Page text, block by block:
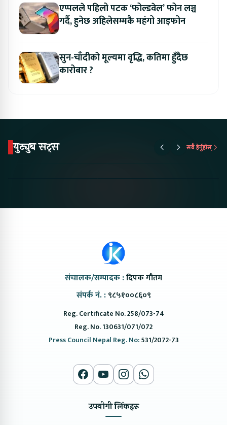
एप्पलले पहिलो पटक ‘फोल्डवेल’ फोन लञ्च
गर्दै, हुनेछ अहिलेसम्मकै महंगो आइफोन
सुन-चाँदीको मूल्यमा वृद्धि, कतिमा हुँदैछ
कारोबार ?
युट्युब सट्स सबै हेर्नुहोस्
संचालक/सम्पादक :दिपक गौतम
संपर्क नं. : ९८५१००८६०९
Reg. Certificate No. 258/073-74
Reg. No. 130631/071/072
Press Council Nepal Reg. No:531/2072-73
उपयोगी लिंकहरु